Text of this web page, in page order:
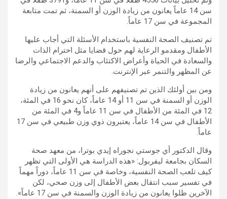
سن 14 عاماً يعانون من زيادة الوزن أو السمنة، ثم تمت متابعة
المجموعة في سن 17 عاماً.
تم تصنيف الصحة النفسية باستخدام الأسئلة التي أجاب عليها
الأطفال ومقدمو الرعاية لهم حول قضايا مثل احترام الذات
والسعادة في الحياة وأعراض الاكتئاب والدعم الاجتماعي والرضا
عن المظهر والتنمر عبر الإنترنت.
ومن بين أولئك الذين تم تصنيفهم على أنهم يعانون من زيادة
الوزن أو السمنة في سن 11 أو 14 عاماً، كان نحو 16 في المئة،
12 في المئة من الأطفال في سن 11 عاماً و4 في المئة من
الأطفال في سن 14 عاماً، يعتبرون ذوي وزن طبيعي في سن 17
عاماً.
وقال الدكتور أي جوستي نجوراه إيدي بوترا، من معهد صحة
السكان بجامعة ليفربول: «هذه الدراسة هي الأولى التي تظهر
كيف تلعب الصحة النفسية، وخاصة في سن 11 عاماً، دوراً مهماً
في تفسير سبب انتقال بعض الأطفال إلى وزن صحي، لكن
الآخرين ظلوا يعانون من زيادة الوزن والسمنة في سن 17 عاماً».